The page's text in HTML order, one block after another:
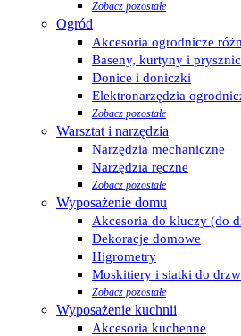
Zobacz pozostałe
Ogród
Akcesoria ogrodnicze
Baseny, kurtyny i
Donice i doniczki
Elektronarzędzia
Zobacz pozostałe
Warsztat i narzędzia
Narzędzia mechaniczne
Narzędzia ręczne
Zobacz pozostałe
Wyposażenie domu
Akcesoria do kluczy (do
Dekoracje domowe
Higrometry
Moskitiery i siatki do
Zobacz pozostałe
Wyposażenie kuchnii
Akcesoria kuchenne